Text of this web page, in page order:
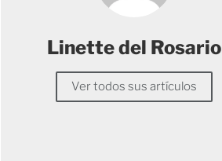
Linette del Rosario
Ver todos sus artículos